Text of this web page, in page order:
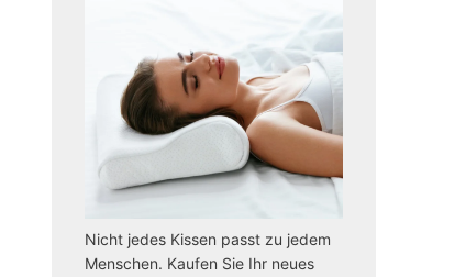
Nicht jedes Kissen passt zu jedem
Menschen. Kaufen Sie Ihr neues